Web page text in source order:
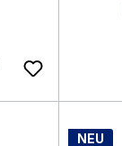
NEU